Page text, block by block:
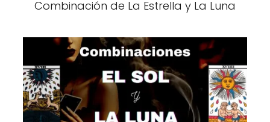
Combinación de La Estrella y La Luna